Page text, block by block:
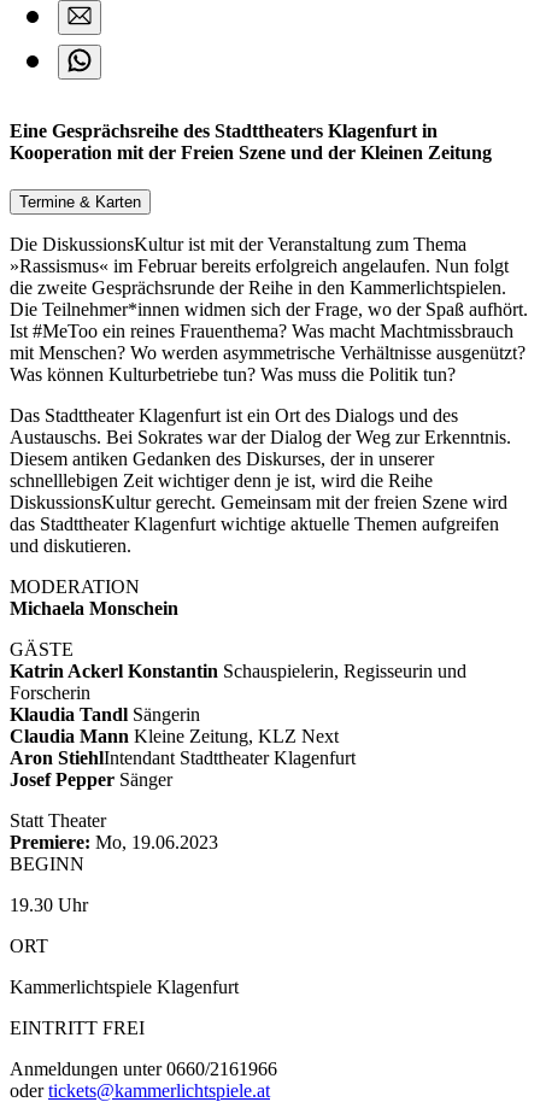
Eine Gesprächsreihe des Stadttheaters Klagenfurt in
Kooperation mit der Freien Szene und der Kleinen Zeitung
Termine & Karten
Die DiskussionsKultur ist mit der Veranstaltung zum Thema
»Rassismus« im Februar bereits erfolgreich angelaufen. Nun folgt
die zweite Gesprächsrunde der Reihe in den Kammerlichtspielen.
Die Teilnehmer*innen widmen sich der Frage, wo der Spaß aufhört.
Ist #MeToo ein reines Frauenthema? Was macht Machtmissbrauch
mit Menschen? Wo werden asymmetrische Verhältnisse ausgenützt?
Was können Kulturbetriebe tun? Was muss die Politik tun?
Das Stadttheater Klagenfurt ist ein Ort des Dialogs und des
Austauschs. Bei Sokrates war der Dialog der Weg zur Erkenntnis.
Diesem antiken Gedanken des Diskurses, der in unserer
schnelllebigen Zeit wichtiger denn je ist, wird die Reihe
DiskussionsKultur gerecht. Gemeinsam mit der freien Szene wird
das Stadttheater Klagenfurt wichtige aktuelle Themen aufgreifen
und diskutieren.
MODERATION
Michaela Monschein
GÄSTE
Katrin Ackerl Konstantin Schauspielerin, Regisseurin und
Forscherin
Klaudia Tandl Sängerin
Claudia Mann Kleine Zeitung, KLZ Next
Aron StiehlIntendant Stadttheater Klagenfurt
Josef Pepper Sänger
Statt Theater
Premiere: Mo, 19.06.2023
BEGINN
19.30 Uhr
ORT
Kammerlichtspiele Klagenfurt
EINTRITT FREI
Anmeldungen unter 0660/2161966
odertickets@kammerlichtspiele.at